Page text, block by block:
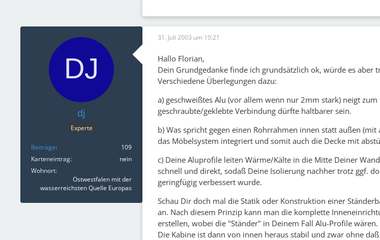
dj
Experte
Beiträge
109
Karteneintrag
nein
Wohnort
Ostwestfalen mit der
wasserreichsten Quelle Europas
31. Juli 2003 um 10:21
Hallo Florian,
Dein Grundgedanke finde ich grundsätzlich ok, würde es aber
Verschiedene Überlegungen dazu:
a) geschweißtes Alu (vor allem wenn nur 2mm stark) neigt zum
geschraubte/geklebte Verbindung dürfte haltbarer sein.
b) Was spricht gegen einen Rohrrahmen innen statt außen
das Möbelsystem integriert und somit auch die Decke mit
c) Deine Aluprofile leiten Wärme/Kälte in die Mitte Deiner
schnell und direkt, sodaß Deine Isolierung nachher trotz ggf.
geringfügig verbessert wurde.
Schau Dir doch mal die Statik oder Konstruktion einer
an. Nach diesem Prinzip kann man die komplette
erstellen, wobei die "Ständer" in Deinem Fall Alu-Profile wären.
Die Kabine ist dann von innen heraus stabil und zwar ohne